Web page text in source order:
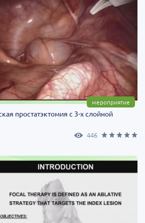
мероприятие
простатэктомия c 3-х слойной
446